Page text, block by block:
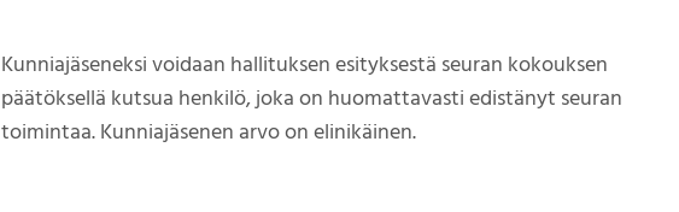
Kunniajäseneksi voidaan hallituksen esityksestä seuran kokouksen
päätöksellä kutsua henkilö, joka on huomattavasti edistänyt seuran
toimintaa. Kunniajäsenen arvo on elinikäinen.